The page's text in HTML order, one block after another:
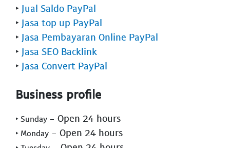
‣ Jual Saldo PayPal
‣ Jasa top up PayPal
‣ Jasa Pembayaran Online PayPal
‣ Jasa SEO Backlink
‣ Jasa Convert PayPal
Business profile
‣ Sunday - Open 24 hours
‣ Monday - Open 24 hours